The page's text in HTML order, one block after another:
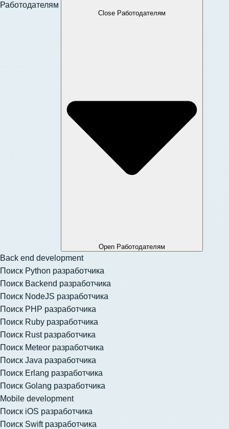
Работодателям
Close Работодателям
Open Работодателям
Back end development
Поиск Python разработчика
Поиск Backend разработчика
Поиск NodeJS разработчика
Поиск PHP разработчика
Поиск Ruby разработчика
Поиск Rust разработчика
Поиск Meteor разработчика
Поиск Java разработчика
Поиск Erlang разработчика
Поиск Golang разработчика
Mobile development
Поиск iOS разработчика
Поиск Swift разработчика